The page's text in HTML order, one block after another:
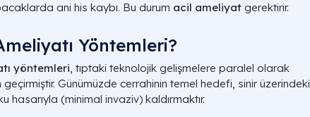
ani his kaybı. Bu durum acil ameliyat gerektirir.
Yöntemleri?
yöntemleri, tıptaki teknolojik gelişmelere paralel olarak
Günümüzde cerrahinin temel hedefi, sinir üzerindeki
hasarıyla (minimal invaziv) kaldırmaktır.